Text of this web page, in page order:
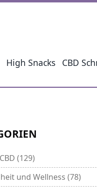
High Snacks CBD
(129)
und Wellness (78)